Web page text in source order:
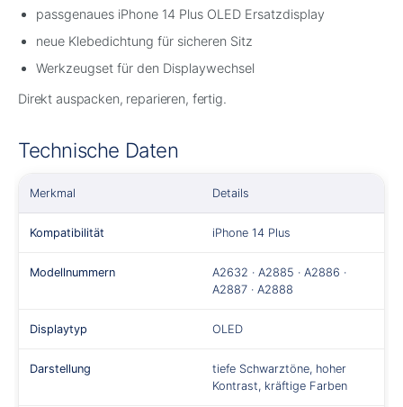
passgenaues iPhone 14 Plus OLED Ersatzdisplay
neue Klebedichtung für sicheren Sitz
Werkzeugset für den Displaywechsel
Direkt auspacken, reparieren, fertig.
Technische Daten
Merkmal Details
Kompatibilität iPhone 14 Plus
Modellnummern
A2632 · A2885 · A2886 ·
A2887 · A2888
Displaytyp OLED
Darstellung
tiefe Schwarztöne, hoher
Kontrast, kräftige Farben